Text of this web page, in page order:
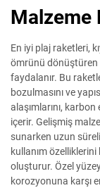
Malzeme
En iyi plaj raketleri,
ömrünü dönüştüren
faydalanır. Bu
bozulmasını ve
alaşımlarını,
içerir. Gelişmiş
sunarken uzun
kullanım özelliklerini
oluşturur. Özel
korozyonuna karşı